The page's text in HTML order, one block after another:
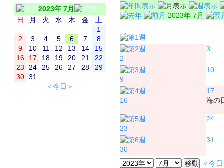
2023年 7月
日
月 火 水 木 金
土
1
2
3 4 5 6 7
8
9
10 11 12 13 14
15
16
17 18 19 20 21
22
23
24 25 26 27 28
29
30
31
＜今日＞
2023年 7月
2
3
9
10
16
17
海の
23
24
30
31
＜今